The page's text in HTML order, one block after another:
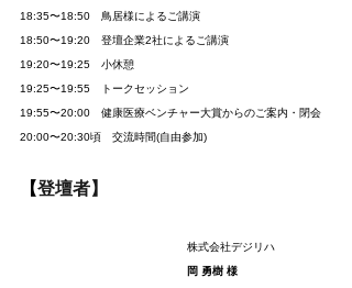
18:35〜18:50　鳥居様によるご講演
18:50〜19:20　登壇企業2社によるご講演
19:20〜19:25　小休憩
19:25〜19:55　トークセッション
19:55〜20:00　健康医療ベンチャー大賞からのご案内・閉会
20:00〜20:30頃　交流時間(自由参加)
【登壇者】
株式会社デジリハ
岡 勇樹 様